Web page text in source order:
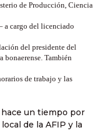
de Producción, Ciencia
a cargo del licenciado
del presidente del
bonaerense. También
de trabajo y las
un tiempo por
de la AFIP y la